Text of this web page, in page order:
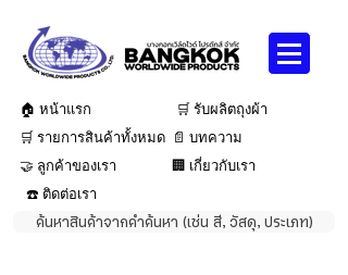
🏠 หน้าแรก
🛒 รับผลิตถุงผ้า
🛒 รายการสินค้าทั้งหมด
📄 บทความ
🤝 ลูกค้าของเรา
🏢 เกี่ยวกับเรา
☎️ ติดต่อเรา
ค้นหาสินค้าจากคำค้นหา (เช่น สี, วัสดุ, ประเภท)